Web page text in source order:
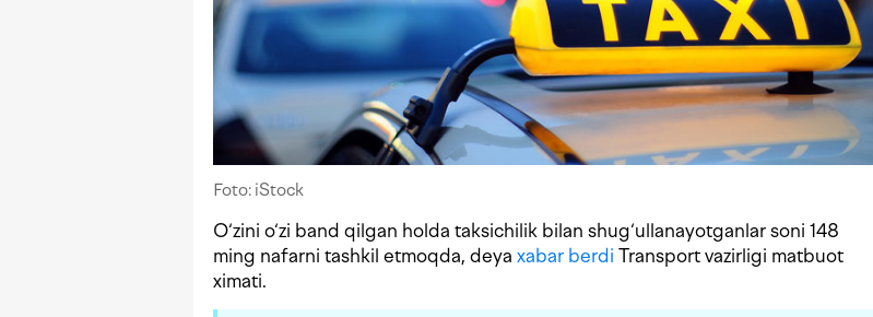
Foto: iStock
O‘zini o‘zi band qilgan holda taksichilik bilan shug‘ullanayotganlar soni 148
ming nafarni tashkil etmoqda, deya xabar berdi Transport vazirligi matbuot
ximati.